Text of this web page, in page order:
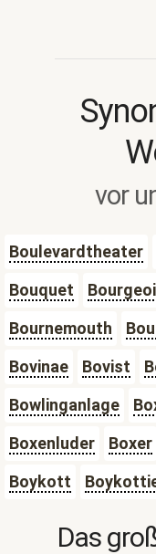
vor
Boulevardtheater
Bouquet
Bournemouth
Bovinae
Bovist
Bowlinganlage
Boxenluder
Boxer
Boykott
Das